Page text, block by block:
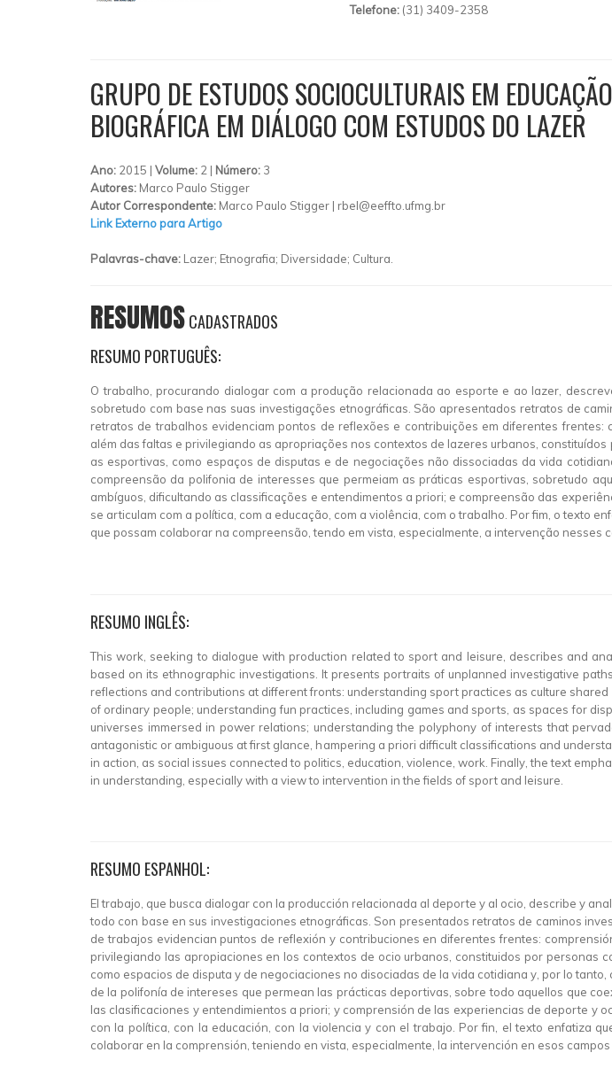
Telefone: (31) 3409-2358
GRUPO DE ESTUDOS SOCIOCULTURAIS EM
BIOGRÁFICA EM DIÁLOGO COM ESTUDOS DO LAZER
Ano: 2015 | Volume: 2 | Número: 3
Autores: Marco Paulo Stigger
Autor Correspondente: Marco Paulo Stigger | rbel@eeffto.ufmg.br
Link Externo para Artigo
Palavras-chave: Lazer; Etnografia; Diversidade; Cultura.
RESUMOSCADASTRADOS
RESUMO PORTUGUÊS:
O trabalho, procurando dialogar com a produção relacionada ao esporte e ao lazer,
sobretudo com base nas suas investigações etnográficas. São apresentados retratos de
retratos de trabalhos evidenciam pontos de reflexões e contribuições em diferentes
além das faltas e privilegiando as apropriações nos contextos de lazeres urbanos,
as esportivas, como espaços de disputas e de negociações não dissociadas da vida
compreensão da polifonia de interesses que permeiam as práticas esportivas, sobretudo
ambíguos, dificultando as classificações e entendimentos a priori; e compreensão das
se articulam com a política, com a educação, com a violência, com o trabalho. Por fim, o texto
que possam colaborar na compreensão, tendo em vista, especialmente, a intervenção nesses
RESUMO INGLÊS:
This work, seeking to dialogue with production related to sport and leisure, describes and
based on its ethnographic investigations. It presents portraits of unplanned investigative
reflections and contributions at different fronts: understanding sport practices as culture
of ordinary people; understanding fun practices, including games and sports, as spaces for
universes immersed in power relations; understanding the polyphony of interests that
antagonistic or ambiguous at first glance, hampering a priori difficult classifications and
in action, as social issues connected to politics, education, violence, work. Finally, the text
in understanding, especially with a view to intervention in the fields of sport and leisure.
RESUMO ESPANHOL:
El trabajo, que busca dialogar con la producción relacionada al deporte y al ocio, describe y
todo con base en sus investigaciones etnográficas. Son presentados retratos de caminos
de trabajos evidencian puntos de reflexión y contribuciones en diferentes frentes:
privilegiando las apropiaciones en los contextos de ocio urbanos, constituidos por personas
como espacios de disputa y de negociaciones no disociadas de la vida cotidiana y, por lo
de la polifonía de intereses que permean las prácticas deportivas, sobre todo aquellos que
las clasificaciones y entendimientos a priori; y comprensión de las experiencias de deporte y
con la política, con la educación, con la violencia y con el trabajo. Por fin, el texto enfatiza
colaborar en la comprensión, teniendo en vista, especialmente, la intervención en esos